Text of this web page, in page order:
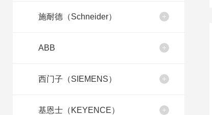
施耐德（Schneider）
ABB
西门子（SIEMENS）
基恩士（KEYENCE）